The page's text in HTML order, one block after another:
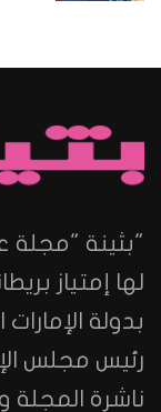
"بثينة "مجلة
لها إمتياز
بدولة
رئيس مجلس
ناشرة المجلة